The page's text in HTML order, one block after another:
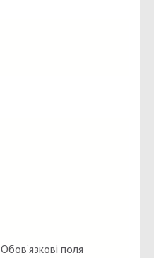
Обов’язкові поля